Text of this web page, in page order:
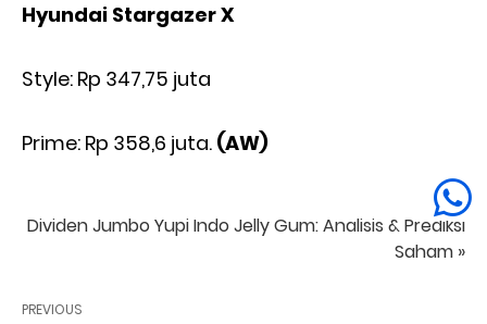
Hyundai Stargazer X
Style: Rp 347,75 juta
Prime: Rp 358,6 juta. (AW)
NEXT
Dividen Jumbo Yupi Indo Jelly Gum: Analisis & Prediksi
Saham »
PREVIOUS